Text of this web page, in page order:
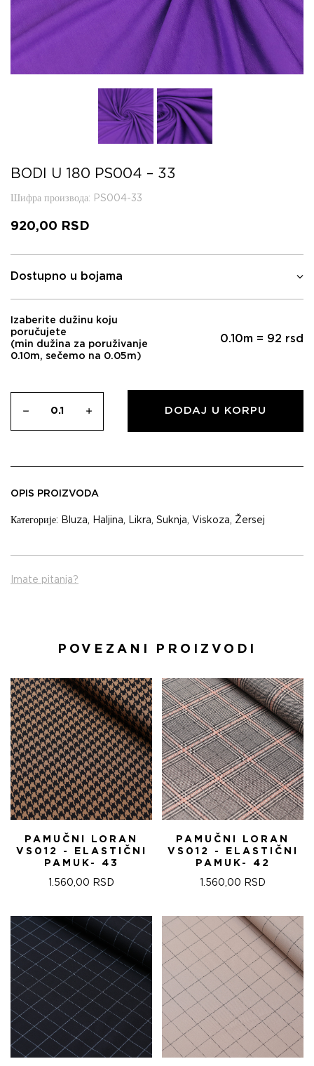
BODI U 180 PS004 – 33
Шифра производа: PS004-33
920,00 RSD
Dostupno u bojama
Izaberite dužinu koju
poručujete
(min dužina za poruživanje
0.10m, sečemo na 0.05m)
0.10m = 92 rsd
DODAJ U KORPU
OPIS PROIZVODA
Категорије: Bluza, Haljina, Likra, Suknja, Viskoza, Žersej
Imate pitanja?
POVEZANI PROIZVODI
PAMUČNI LORAN
VS012 - ELASTIČNI
PAMUK- 43
1.560,00 RSD
PAMUČNI LORAN
VS012 - ELASTIČNI
PAMUK- 42
1.560,00 RSD